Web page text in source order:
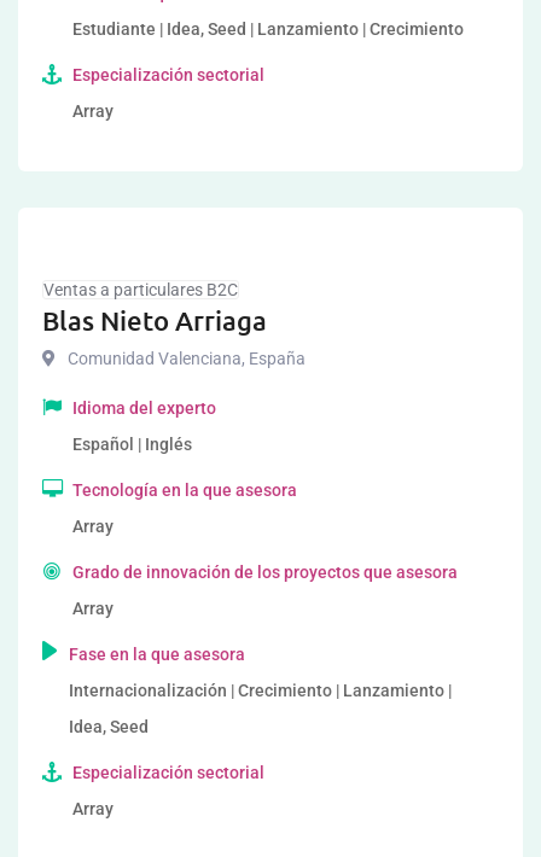
Estudiante | Idea, Seed | Lanzamiento | Crecimiento
Especialización sectorial
Array
Ventas a particulares B2C
Blas Nieto Arriaga
Comunidad Valenciana, España
Idioma del experto
Español | Inglés
Tecnología en la que asesora
Array
Grado de innovación de los proyectos que asesora
Array
Fase en la que asesora
Internacionalización | Crecimiento | Lanzamiento |
Idea, Seed
Especialización sectorial
Array